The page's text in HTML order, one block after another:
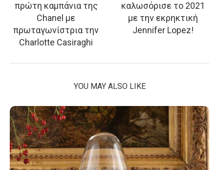
πρώτη καμπάνια της
Chanel με
πρωταγωνίστρια την
Charlotte Casiraghi
καλωσόρισε το 2021
με την εκρηκτική
Jennifer Lopez!
YOU MAY ALSO LIKE